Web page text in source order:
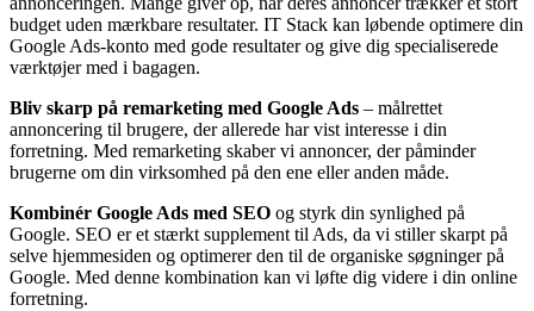
budget uden mærkbare resultater. IT Stack kan løbende optimere din
Google Ads-konto med gode resultater og give dig specialiserede
værktøjer med i bagagen.
Bliv skarp på remarketing med Google Ads – målrettet
annoncering til brugere, der allerede har vist interesse i din
forretning. Med remarketing skaber vi annoncer, der påminder
brugerne om din virksomhed på den ene eller anden måde.
Kombinér Google Ads med SEO og styrk din synlighed på
Google. SEO er et stærkt supplement til Ads, da vi stiller skarpt på
selve hjemmesiden og optimerer den til de organiske søgninger på
Google. Med denne kombination kan vi løfte dig videre i din online
forretning.